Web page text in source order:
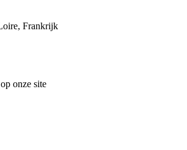
Frankrijk
onze site